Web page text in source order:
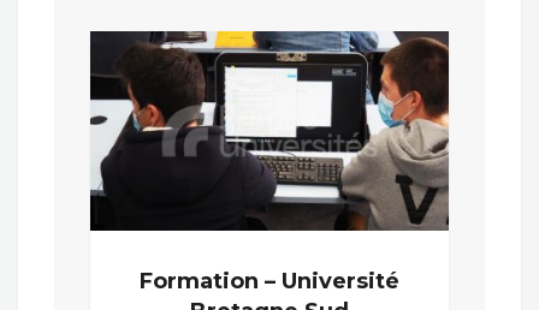
Formation – Université